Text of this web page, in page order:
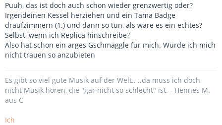
Puuh, das ist doch auch schon wieder grenzwertig oder?
Irgendeinen Kessel herziehen und ein Tama Badge
draufzimmern (1.) und dann so tun, als wäre es ein echtes?
Selbst, wenn ich Replica hinschreibe?
Also hat schon ein arges Gschmäggle für mich. Würde ich mich
nicht trauen so anzubieten
Es gibt so viel gute Musik auf der Welt.. ..da muss ich doch
nicht Musik hören, die "gar nicht so schlecht" ist. - Hennes M.
aus C
Ich